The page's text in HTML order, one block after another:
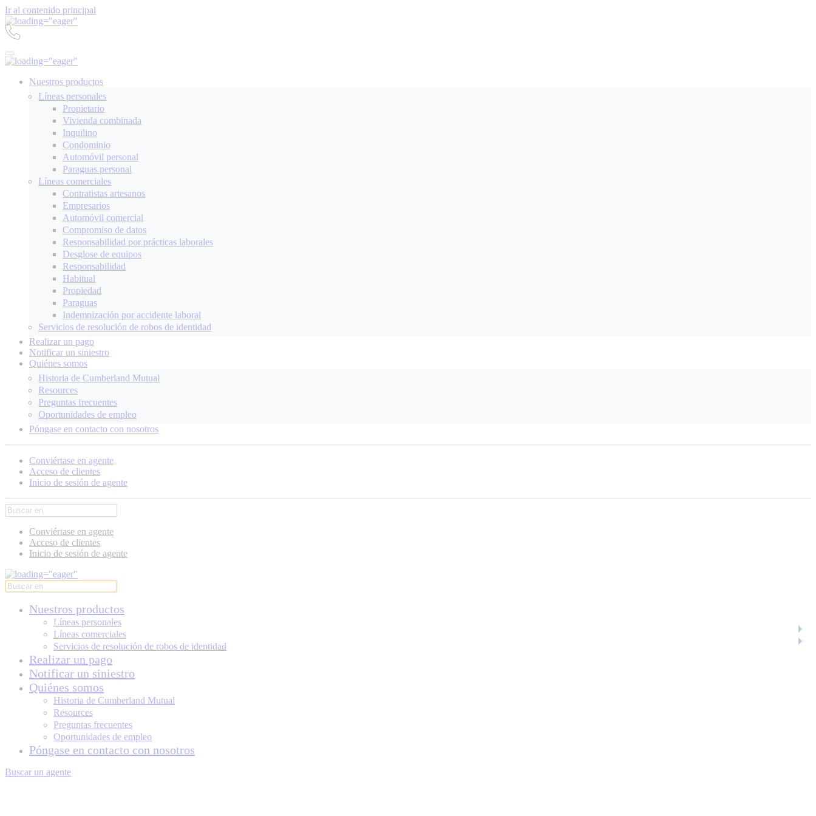
Ir al contenido principal
Nuestros productos
Líneas personales
Propietario
Vivienda combinada
Inquilino
Condominio
Automóvil personal
Paraguas personal
Líneas comerciales
Contratistas artesanos
Empresarios
Automóvil comercial
Compromiso de datos
Responsabilidad por prácticas laborales
Desglose de equipos
Responsabilidad
Habitual
Propiedad
Paraguas
Indemnización por accidente laboral
Servicios de resolución de robos de identidad
Realizar un pago
Notificar un siniestro
Quiénes somos
Historia de Cumberland Mutual
Resources
Preguntas frecuentes
Oportunidades de empleo
Póngase en contacto con nosotros
Conviértase en agente
Acceso de clientes
Inicio de sesión de agente
Conviértase en agente
Acceso de clientes
Inicio de sesión de agente
Nuestros productos
Líneas personales
Líneas comerciales
Servicios de resolución de robos de identidad
Realizar un pago
Notificar un siniestro
Quiénes somos
Historia de Cumberland Mutual
Resources
Preguntas frecuentes
Oportunidades de empleo
Póngase en contacto con nosotros
Buscar un agente